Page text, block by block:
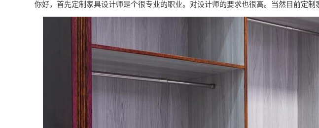
你好，首先定制家具设计师是个很专业的职业。对设计师的要求也很高。当然目前定制